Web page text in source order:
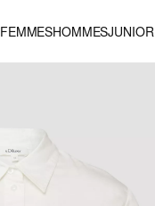
FEMMESHOMMESJUNIOR